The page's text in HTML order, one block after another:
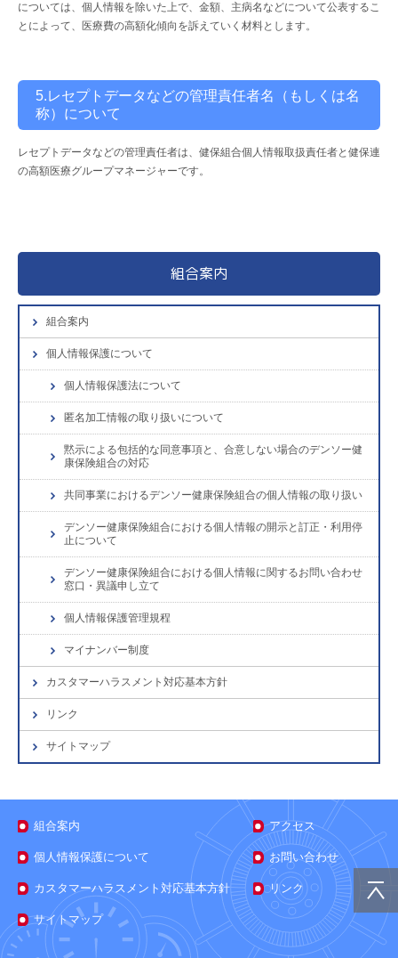
については、個人情報を除いた上で、金額、主病名などについて公表するこ
とによって、医療費の高額化傾向を訴えていく材料とします。
5.レセプトデータなどの管理責任者名（もしくは名
称）について
レセプトデータなどの管理責任者は、健保組合個人情報取扱責任者と健保連
の高額医療グループマネージャーです。
組合案内
組合案内
個人情報保護について
個人情報保護法について
匿名加工情報の取り扱いについて
黙示による包括的な同意事項と、合意しない場合のデンソー健
康保険組合の対応
共同事業におけるデンソー健康保険組合の個人情報の取り扱い
デンソー健康保険組合における個人情報の開示と訂正・利用停
止について
デンソー健康保険組合における個人情報に関するお問い合わせ
窓口・異議申し立て
個人情報保護管理規程
マイナンバー制度
カスタマーハラスメント対応基本方針
リンク
サイトマップ
組合案内 アクセス
個人情報保護について お問い合わせ
カスタマーハラスメント対応基本方針 リンク
サイトマップ